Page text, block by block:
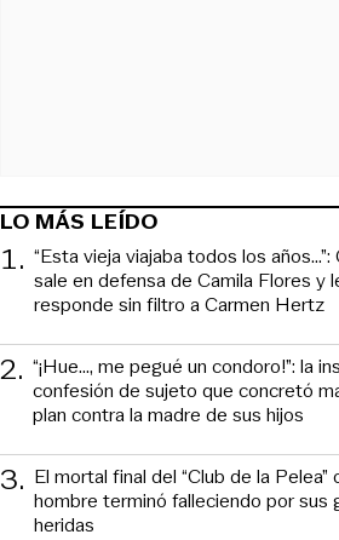
LO MÁS LEÍDO
1. “Esta vieja viajaba todos los
sale en defensa de Camila Flores y
responde sin filtro a Carmen Hertz
2. “¡Hue..., me pegué un condoro!”: la
confesión de sujeto que concretó
plan contra la madre de sus hijos
3. El mortal final del “Club de la Pelea”
hombre terminó falleciendo por sus
heridas